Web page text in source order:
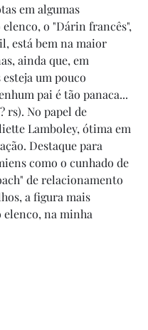
em algumas
elenco, o "Dárin francês",
está bem na maior
ainda que, em
esteja um pouco
pai é tão panaca...
rs). No papel de
Lamboley, ótima em
Destaque para
como o cunhado de
de relacionamento
a figura mais
elenco, na minha